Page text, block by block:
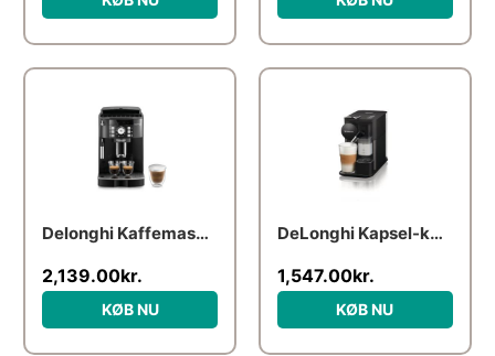
Delonghi Kaffemaskine Magnifica S ECAM21.117.B
oprindelige
2,990.00kr..
2,139.00kr.
pris
er:
2,139.00kr..
KØB NU
DeLonghi Kapsel-kaffemaskine
1,547.00kr.
KØB NU